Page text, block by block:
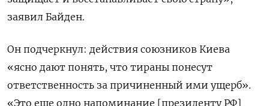
заявил Байден.
Он подчеркнул: действия союзников Киева
«ясно дают понять, что тираны понесут
ответственность за причиненный ими ущерб».
«Это еще одно напоминание [президенту РФ]